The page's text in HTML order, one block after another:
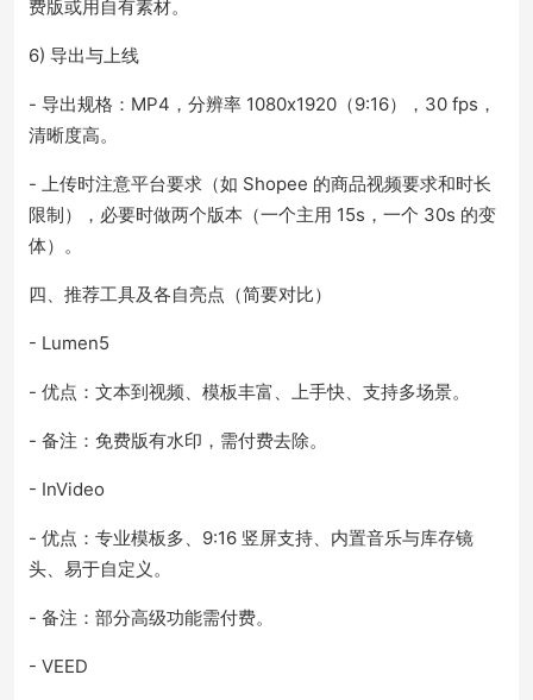
费版或用自有素材。
6) 导出与上线
- 导出规格：MP4，分辨率 1080x1920（9:16），30 fps，
清晰度高。
- 上传时注意平台要求（如 Shopee 的商品视频要求和时长
限制），必要时做两个版本（一个主用 15s，一个 30s 的变
体）。
四、推荐工具及各自亮点（简要对比）
- Lumen5
- 优点：文本到视频、模板丰富、上手快、支持多场景。
- 备注：免费版有水印，需付费去除。
- InVideo
- 优点：专业模板多、9:16 竖屏支持、内置音乐与库存镜
头、易于自定义。
- 备注：部分高级功能需付费。
- VEED